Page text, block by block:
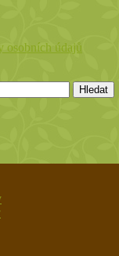
osobních údajů
Hledat